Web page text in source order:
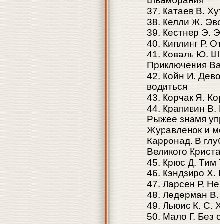
37. Катаев В.
38. Келли Ж.
39. Кестнер Э.
40. Киплинг Р.
41. Коваль Ю.
Приключения
42. Койн И.
водиться
43. Корчак Я.
44. Крапивин В.
Рыжее знамя
Журавленок и
Карронад. В
Великого
45. Крюс Д. Тим
46. Кэндзиро Х.
47. Ларсен Р.
48. Ледерман В.
49. Льюис К. С.
50. Мало Г. Без